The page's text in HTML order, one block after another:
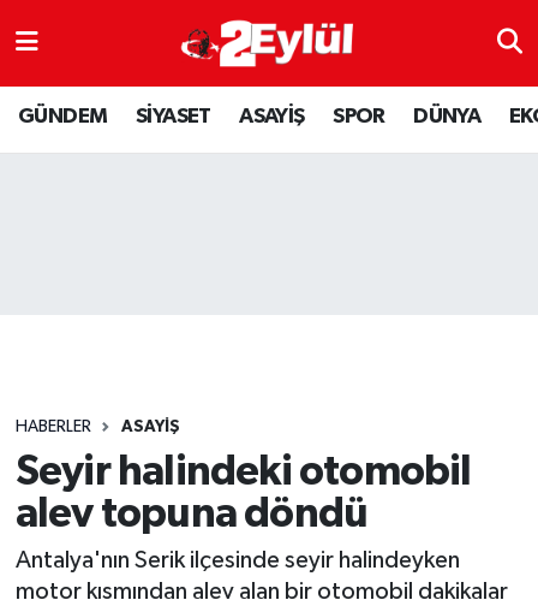
GÜNDEM SİYASET ASAYİŞ SPOR DÜNYA
HABERLER ASAYİŞ
Seyir halindeki otomobil
alev topuna döndü
Antalya'nın Serik ilçesinde seyir halindeyken
motor kısmından alev alan bir otomobil dakikalar
ASAYİŞ
DÜNYA
SPOR
YAŞAM
Nöbetçi Eczaneler
Hava Durumu
Son Dakika Haberleri
Haber Arşivi